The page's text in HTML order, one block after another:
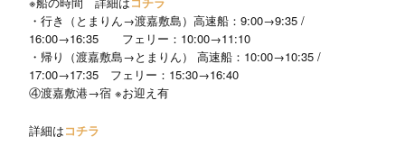
・行き（とまりん→渡嘉敷島）高速船：9:00→9:35 /
16:00→16:35 フェリー：10:00→11:10
・帰り（渡嘉敷島→とまりん） 高速船：10:00→10:35 /
17:00→17:35 フェリー：15:30→16:40
④渡嘉敷港→宿 ※お迎え有
詳細はコチラ